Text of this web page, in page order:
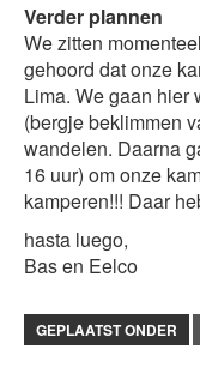
Verder plannen
We zitten
gehoord dat onze
Lima. We gaan hier
(bergje beklimmen
wandelen. Daarna
16 uur) om onze
kamperen!!! Daar
hasta luego,
Bas en Eelco
GEPLAATST ONDER